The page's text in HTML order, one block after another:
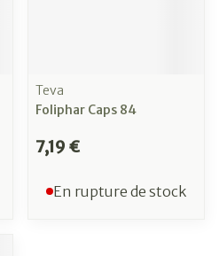
Teva
Foliphar Caps 84
7,19 €
En rupture de stock